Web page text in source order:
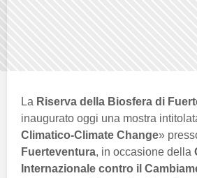
La Riserva della Biosfera di
inaugurato oggi una mostra
Climatico-Climate Change»
Fuerteventura, in occasione della
Internazionale contro il